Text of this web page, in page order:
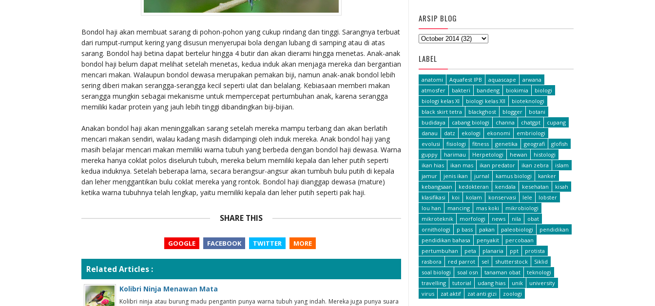
Bondol haji akan membuat sarang di pohon-pohon yang cukup rindang dan tinggi. Sarangnya terbuat
dari rumput-rumput kering yang disusun menyerupai bola dengan lubang di samping atau di atas
sarang. Bondol haji betina dapat bertelur hingga 4 butir dan akan dierami hingga menetas. Anak-anak
bondol haji belum dapat melihat setelah menetas, kedua induk akan menjaga mereka dan bergantian
mencari makan. Walaupun bondol dewasa merupakan pemakan biji, namun anak-anak bondol lebih
sering diberi makan serangga-serangga kecil seperti ulat dan belalang. Kebiasaan memberi makan
serangga mungkin sebagai mekanisme untuk mempercepat pertumbuhan anak, karena serangga
memiliki kadar protein yang jauh lebih tinggi dibandingkan biji-bijian.
Anakan bondol haji akan meninggalkan sarang setelah mereka mampu terbang dan akan berlatih
mencari makan sendiri, walau kadang masih didampingi oleh induk mereka. Anak bondol haji yang
masih belajar mencari makan memiliki warna tubuh yang berbeda dengan bondol haji dewasa. Warna
mereka hanya coklat polos diseluruh tubuh, mereka belum memiliki kepala dan leher putih seperti
kedua induknya. Setelah beberapa lama, secara berangsur-angsur akan tumbuh bulu putih di kepala
dan leher menggantikan bulu coklat mereka yang rontok. Bondol haji dianggap dewasa (mature)
ketika warna tubuhnya telah lengkap, yaitu memiliki kepala dan leher putih seperti pak haji.
SHARE THIS
GOOGLE FACEBOOK TWITTER MORE
Related Articles :
Kolibri Ninja Menawan Mata
Kolibri ninja atau burung madu pengantin punya warna tubuh yang indah. Mereka juga punya suara
ARSIP BLOG
LABEL
anatomi Aquafest IPB aquascape
arwana
atmosfer
bakteri bandeng biokimia
biologi
biologi kelas XI
biologi kelas XII
bioteknologi
black skirt tetra
blackghost blogger
botani
budidaya
cabang biologi channa chatgpt
cupang
danau
datz ekologi ekonomi
embriologi
evolusi
fisiologi fitness genetika geografi
glofish
guppy
harimau Herpetologi hewan
histologi
ikan hias
ikan mas ikan predator ikan zebra
islam
jamur
jenis ikan jurnal kamus biologi
kanker
kebangsaan
kedokteran kendala kesehatan
kisah
klasifikasi
koi kolam konservasi lele
lobster
lou han
mancing mas koki
mikrobiologi
mikroteknik
morfologi news nila
obat
ornithologi
p bass pakan paleobiologi
pendidikan
pendidikan bahasa
penyakit
percobaan
pertumbuhan
peta planaria ppt
protista
rasbora
red parrot sel shutterstock
Siklid
soal biologi
soal osn tanaman obat
teknologi
travelling
tutorial udang hias unik
university
virus
zat aktif zat anti gizi zoologi